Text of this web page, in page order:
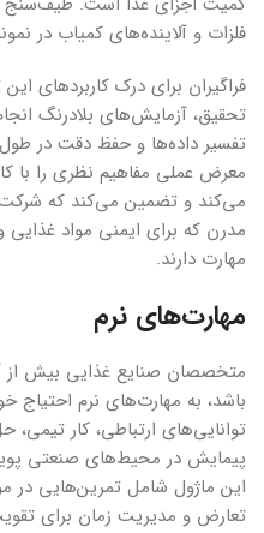
فلزات و آلاینده‌های کمیاب در
فراگیران برای درک کاربردهای
تحقیق، آزمایش‌های بلادرنگ
تفسیر داده‌ها و حفظ دقت در
معرض عملی مفاهیم نظری را با
می‌کند و تضمین می‌کند که
مدرن که برای ایمنی مواد
مهارت دارند.
مهارت‌های نرم
متخصصان صنایع غذایی بیش از
باشد، به مهارت‌های نرم
توانایی‌های ارتباطی، کار
پیمایش در محیط‌های صنعتی
این ماژول شامل تمرین‌هایی در
تعارض و مدیریت زمان برای